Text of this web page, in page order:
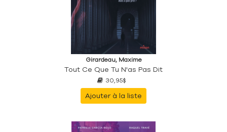
Girardeau, Maxime
Tout Ce Que Tu N'as Pas Dit
30,95$
Ajouter à la liste